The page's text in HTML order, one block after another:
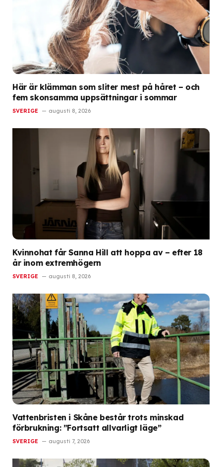
Här är klämman som sliter mest på håret – och
fem skonsamma uppsättningar i sommar
SVERIGE augusti 8, 2026
Kvinnohat får Sanna Hill att hoppa av – efter 18
år inom extremhögern
SVERIGE augusti 8, 2026
Vattenbristen i Skåne består trots minskad
förbrukning: ”Fortsatt allvarligt läge”
SVERIGE augusti 7, 2026